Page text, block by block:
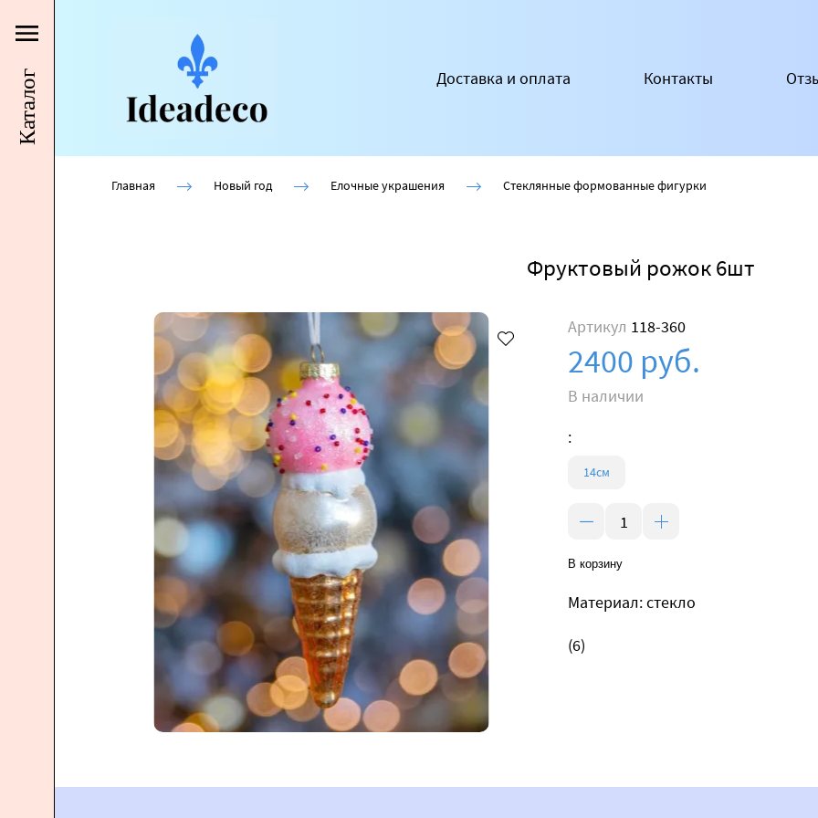
Доставка и оплата Контакты
Каталог
Главная Новый год Елочные украшения Стеклянные формованные фигурки
Фруктовый рожок 6шт
Артикул 118-360
2400 руб.
В наличии
:
14см
В корзину
Материал: стекло
(6)